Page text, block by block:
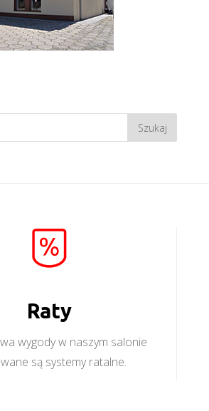
Raty
wygody w naszym salonie
są systemy ratalne.